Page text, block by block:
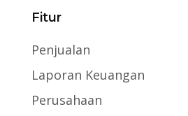
Fitur
Penjualan
Laporan Keuangan
Perusahaan